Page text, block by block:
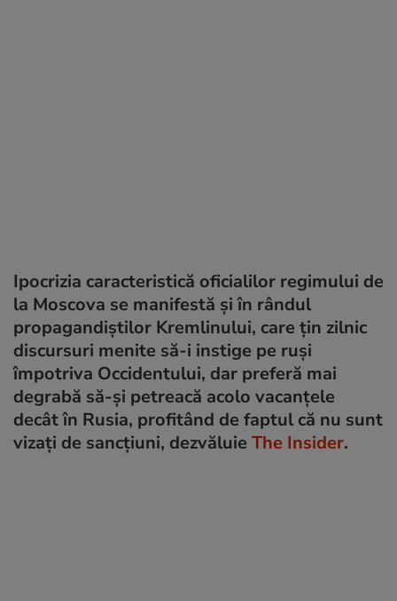
Ipocrizia caracteristică oficialilor regimului de
la Moscova se manifestă și în rândul
propagandiștilor Kremlinului, care țin zilnic
discursuri menite să-i instige pe ruși
împotriva Occidentului, dar preferă mai
degrabă să-și petreacă acolo vacanțele
decât în Rusia, profitând de faptul că nu sunt
vizați de sancțiuni, dezvăluie The Insider.